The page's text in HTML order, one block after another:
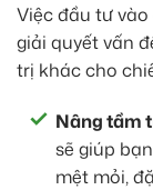
Việc đầu tư
giải quyết vấn
trị khác cho
Nâng tầm
sẽ giúp
mệt mỏi,